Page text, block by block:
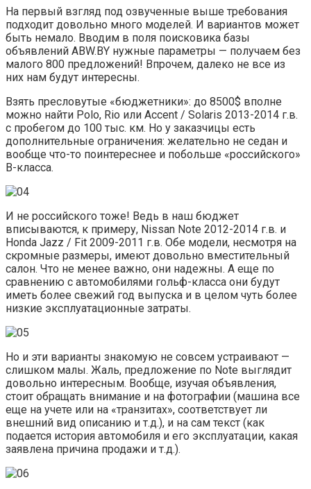
На первый взгляд под озвученные выше требования
подходит довольно много моделей. И вариантов может
быть немало. Вводим в поля поисковика базы
объявлений ABW.BY нужные параметры — получаем без
малого 800 предложений! Впрочем, далеко не все из
них нам будут интересны.
Взять пресловутые «бюджетники»: до 8500$ вполне
можно найти Polo, Rio или Accent / Solaris 2013-2014 г.в.
с пробегом до 100 тыс. км. Но у заказчицы есть
дополнительные ограничения: желательно не седан и
вообще что-то поинтереснее и побольше «российского»
В-класса.
И не российского тоже! Ведь в наш бюджет
вписываются, к примеру, Nissan Note 2012-2014 г.в. и
Honda Jazz / Fit 2009-2011 г.в. Обе модели, несмотря на
скромные размеры, имеют довольно вместительный
салон. Что не менее важно, они надежны. А еще по
сравнению с автомобилями гольф-класса они будут
иметь более свежий год выпуска и в целом чуть более
низкие эксплуатационные затраты.
Но и эти варианты знакомую не совсем устраивают —
слишком малы. Жаль, предложение по Note выглядит
довольно интересным. Вообще, изучая объявления,
стоит обращать внимание и на фотографии (машина все
еще на учете или на «транзитах», соответствует ли
внешний вид описанию и т.д.), и на сам текст (как
подается история автомобиля и его эксплуатации, какая
заявлена причина продажи и т.д.).